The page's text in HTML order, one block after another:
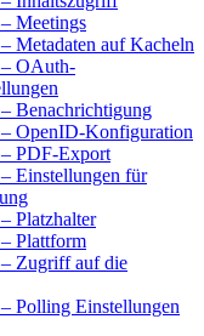
Meetings
Metadaten auf Kacheln
OAuth-
Benachrichtigung
OpenID-Konfiguration
PDF-Export
Einstellungen für
Platzhalter
Plattform
Zugriff auf die
Polling Einstellungen